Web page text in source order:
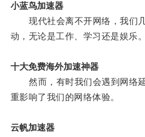
小蓝鸟加速器
现代社会离不开网络，我们几
动，无论是工作、学习还是娱乐。
十大免费海外加速神器
然而，有时我们会遇到网络
重影响了我们的网络体验。
云帆加速器